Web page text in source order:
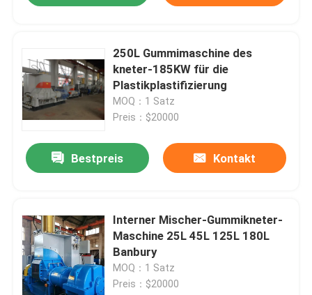
Produkte
Videos
250L Gummimaschine des
kneter-185KW für die
Plastikplastifizierung
MOQ：1 Satz
Preis：$20000
Bestpreis Kontakt
Interner Mischer-Gummikneter-
Maschine 25L 45L 125L 180L
Banbury
MOQ：1 Satz
Preis：$20000